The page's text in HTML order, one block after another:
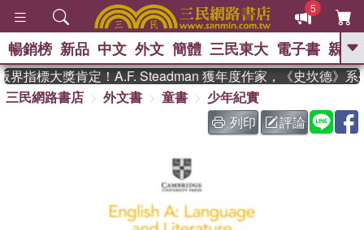
5
GO
熱搜： 東野圭吾 、
、 如果歷史是一群喵 、 暑期
國際布克獎 臺灣漫遊錄 、 方
孩：黎曼猜想
暢銷榜 新品 中文 外文 簡體 三民東大 電子書 親子
指標大獎肯定！A.F. Steadman 獲年度作家，《史坎德》系
三民網路書店
外文書 童書
少年紀實
列印
評論